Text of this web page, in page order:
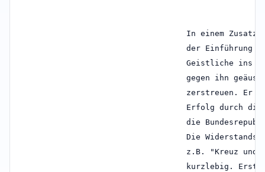
In einem
der Einführung
Geistliche ins
gegen ihn
zerstreuen. Er
Erfolg durch
die
Die
z.B. "Kreuz und
kurzlebig. Erst